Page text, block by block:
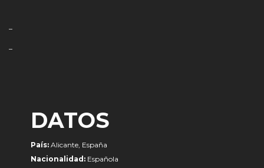
–
–
DATOS
País: Alicante, España
Nacionalidad: Española